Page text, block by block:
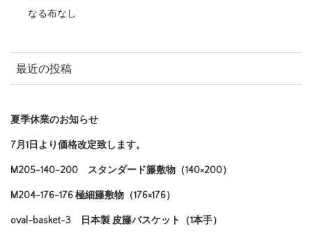
なる布なし
最近の投稿
夏季休業のお知らせ
7月1日より価格改定致します。
M205-140-200 スタンダード籐敷物（140×200）
M204-176-176 極細籐敷物（176×176）
oval-basket-3 日本製 皮籐バスケット（1本手）